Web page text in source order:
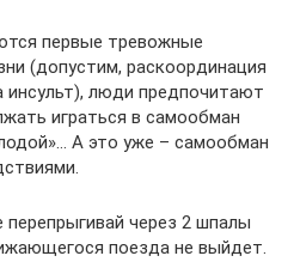
первые тревожные
(допустим, раскоординация
люди предпочитают
играться в самообман
А это уже – самообман
через 2 шпалы
поезда не выйдет.